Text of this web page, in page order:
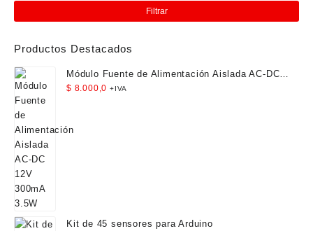
Filtrar
Productos Destacados
Módulo Fuente de Alimentación Aislada AC-DC
12V 300mA 3.5W
$ 8.000,0 +IVA
Kit de 45 sensores para Arduino